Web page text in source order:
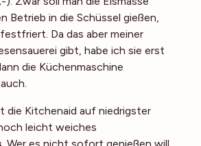
Betrieb in die Schüssel gießen,
Da das aber meiner
gibt, habe ich sie erst
die Küchenmaschine
die Kitchenaid auf niedrigster
leicht weiches
. Wer es nicht sofort genießen will,